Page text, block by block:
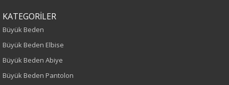
Kalıp
Desen
KATEGORİLER
Büyük Beden
Büyük Beden Elbise
Büyük Beden Abiye
Büyük Beden Pantolon